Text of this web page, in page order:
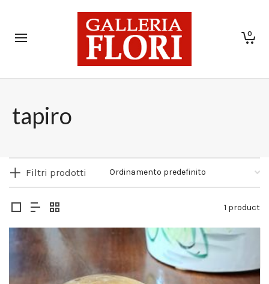
0
tapiro
Filtri prodotti
1 product